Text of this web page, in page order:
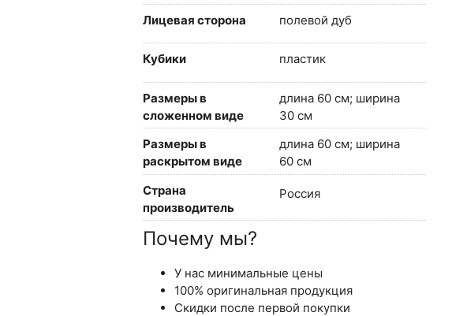
Лицевая сторона
полевой дуб
Кубики пластик
Размеры в
сложенном виде
длина 60 см; ширина
30 см
Размеры в
раскрытом виде
длина 60 см; ширина
60 см
Страна
производитель
Россия
Почему мы?
У нас минимальные цены
100% оригинальная продукция
Скидки после первой покупки